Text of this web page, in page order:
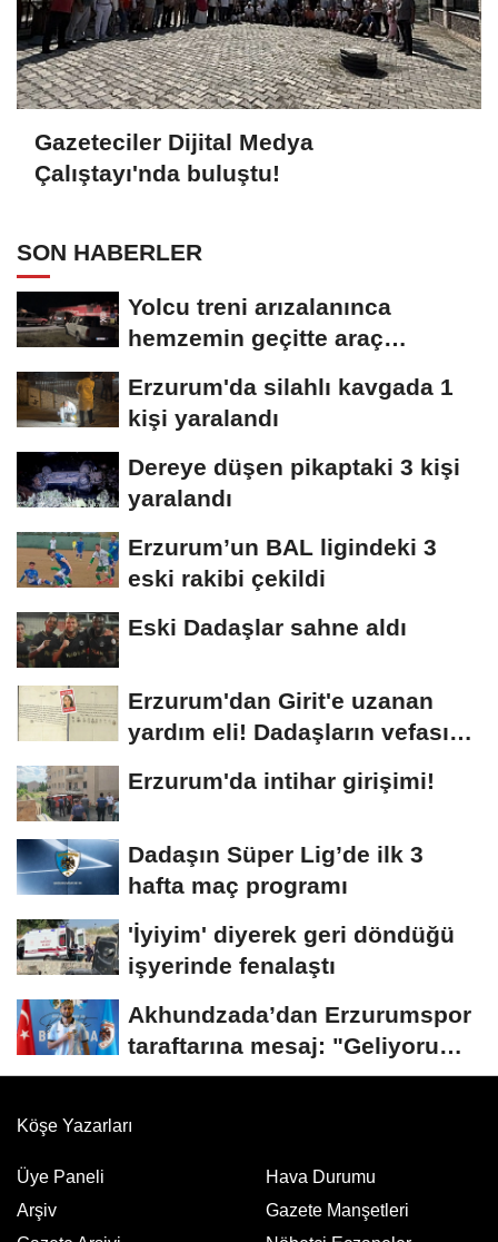
Gazeteciler Dijital Medya
Çalıştayı'nda buluştu!
SON HABERLER
Yolcu treni arızalanınca
hemzemin geçitte araç
Erzurum'da silahlı kavgada 1
kişi yaralandı
Dereye düşen pikaptaki 3 kişi
yaralandı
Erzurum’un BAL ligindeki 3
eski rakibi çekildi
Eski Dadaşlar sahne aldı
Erzurum'dan Girit'e uzanan
yardım eli! Dadaşların vefası
Erzurum'da intihar girişimi!
Dadaşın Süper Lig’de ilk 3
hafta maç programı
'İyiyim' diyerek geri döndüğü
işyerinde fenalaştı
Akhundzada’dan Erzurumspor
taraftarına mesaj: "Geliyorum
Dadaşlar!"...
Köşe Yazarları
Üye Paneli
Arşiv
Hava Durumu
Gazete Manşetleri